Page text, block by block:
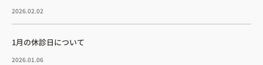
2026.02.02
1月の休診日について
2026.01.06